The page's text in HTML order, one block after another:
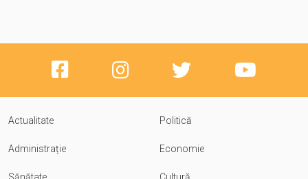
Actualitate Politică
Administrație Economie